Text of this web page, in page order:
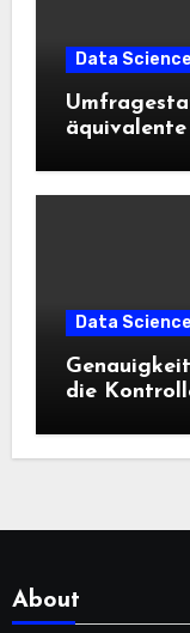
Data Science
Data Science
die
About